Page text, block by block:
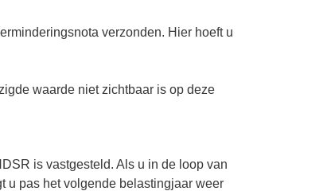
verzonden. Hier hoeft u
waarde niet zichtbaar is op deze
is vastgesteld. Als u in de loop van
u pas het volgende belastingjaar weer